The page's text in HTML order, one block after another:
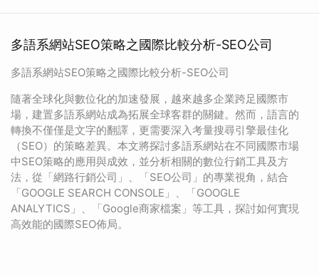
多語系網站SEO策略之國際比較分析-SEO公司
多語系網站SEO策略之國際比較分析-SEO公司
隨著全球化與數位化的加速發展，越來越多企業跨足國際市
場，建置多語系網站成為拓展全球客群的關鍵。然而，語言的
轉換不僅僅是文字的翻譯，更需要深入考量搜尋引擎最佳化
（SEO）的策略差異。本文將探討多語系網站在不同國際市場
中SEO策略的應用與成效，並分析相關的數位行銷工具及方
法，從「網路行銷公司」、「SEO公司」的專業視角，結合
「GOOGLE SEARCH CONSOLE」、「GOOGLE
ANALYTICS」、「Google商家檔案」等工具，探討如何實現
高效能的國際SEO佈局。